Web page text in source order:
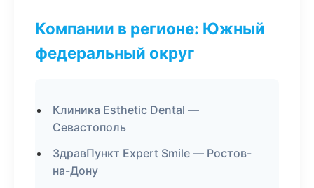
Компании в регионе: Южный
федеральный округ
Клиника Esthetic Dental —
Севастополь
ЗдравПункт Expert Smile — Ростов-
на-Дону